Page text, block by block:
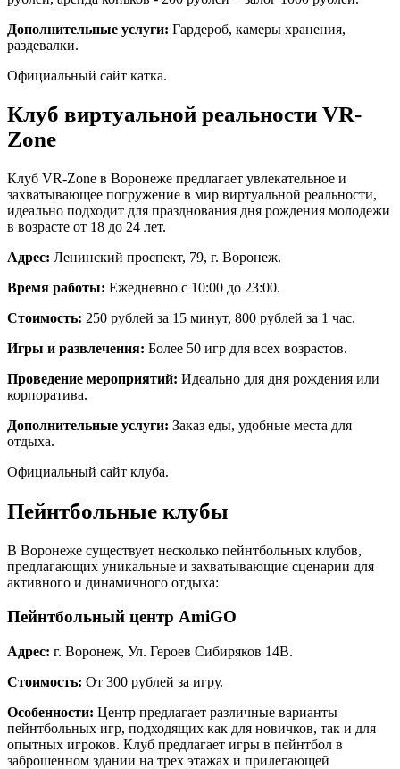
Дополнительные услуги: Гардероб, камеры хранения,
раздевалки.
Официальный сайт катка.
Клуб виртуальной реальности VR-
Zone
Клуб VR-Zone в Воронеже предлагает увлекательное и
захватывающее погружение в мир виртуальной реальности,
идеально подходит для празднования дня рождения молодежи
в возрасте от 18 до 24 лет.
Адрес: Ленинский проспект, 79, г. Воронеж.
Время работы: Ежедневно с 10:00 до 23:00.
Стоимость: 250 рублей за 15 минут, 800 рублей за 1 час.
Игры и развлечения: Более 50 игр для всех возрастов.
Проведение мероприятий: Идеально для дня рождения или
корпоратива.
Дополнительные услуги: Заказ еды, удобные места для
отдыха.
Официальный сайт клуба.
Пейнтбольные клубы
В Воронеже существует несколько пейнтбольных клубов,
предлагающих уникальные и захватывающие сценарии для
активного и динамичного отдыха:
Пейнтбольный центр AmiGO
Адрес: г. Воронеж, Ул. Героев Сибиряков 14В.
Стоимость: От 300 рублей за игру.
Особенности: Центр предлагает различные варианты
пейнтбольных игр, подходящих как для новичков, так и для
опытных игроков. Клуб предлагает игры в пейнтбол в
заброшенном здании на трех этажах и прилегающей